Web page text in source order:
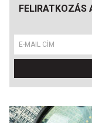
FELIRATKOZÁS